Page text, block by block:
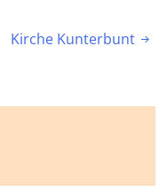
Kirche Kunterbunt 